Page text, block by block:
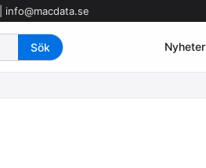
info@macdata.se
Nyheter